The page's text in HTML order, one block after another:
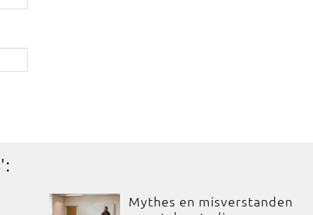
':
Mythes en misverstanden